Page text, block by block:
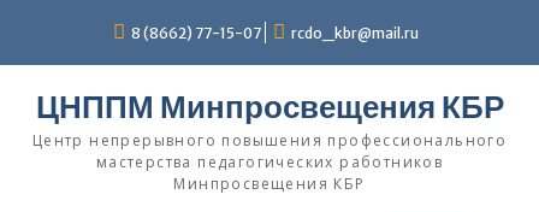
содержимому
8 (8662) 77-15-07 rcdo_kbr@mail.ru
ЦНППМ Минпросвещения КБР
Центр непрерывного повышения профессионального
мастерства педагогических работников
Минпросвещения КБР